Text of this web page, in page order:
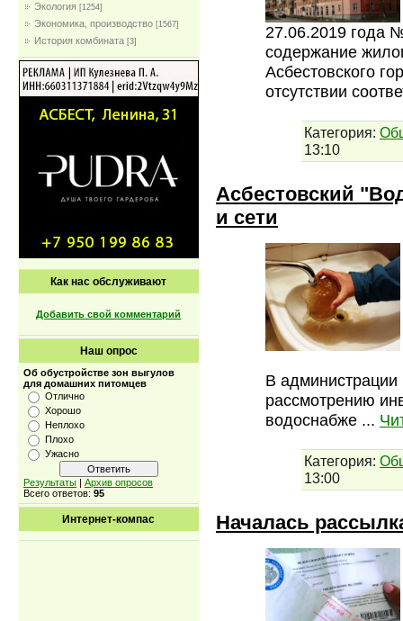
Экология [1254]
Экономика, производство [1567]
История комбината [3]
Как нас обслуживают
Добавить свой комментарий
Наш опрос
Об обустройстве зон выгулов
для домашних питомцев
Отлично
Хорошо
Неплохо
Плохо
Ужасно
Результаты | Архив опросов
Всего ответов: 95
Интернет-компас
27.06.2019 года
содержание
Асбестовского
отсутствии
Категория:
13:10
Асбестовский
и сети
В администрации
рассмотрению
водоснабже ...
Категория:
13:00
Началась